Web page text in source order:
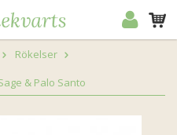
Rökelser
& Palo Santo